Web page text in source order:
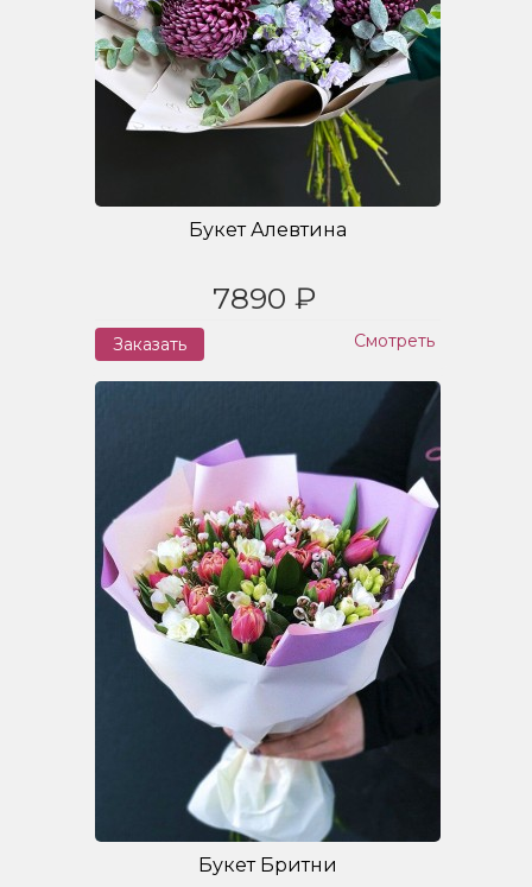
Букет Алевтина
7890 ₽
Заказать Смотреть
Букет Бритни